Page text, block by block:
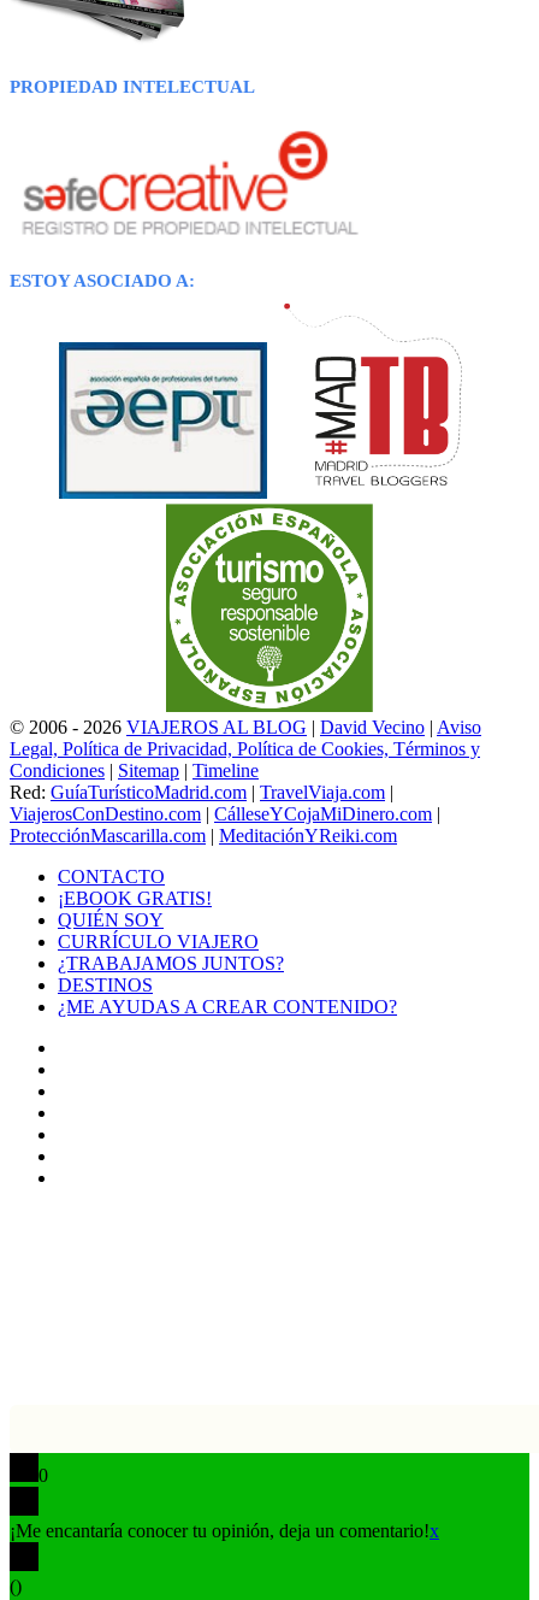
PROPIEDAD INTELECTUAL
ESTOY ASOCIADO A:
© 2006 - 2026 VIAJEROS AL BLOG | David Vecino | Aviso
Legal, Política de Privacidad, Política de Cookies, Términos y
Condiciones | Sitemap | Timeline
Red: GuíaTurísticoMadrid.com | TravelViaja.com |
ViajerosConDestino.com | CálleseYCojaMiDinero.com |
ProtecciónMascarilla.com | MeditaciónYReiki.com
CONTACTO
¡EBOOK GRATIS!
QUIÉN SOY
CURRÍCULO VIAJERO
¿TRABAJAMOS JUNTOS?
DESTINOS
¿ME AYUDAS A CREAR CONTENIDO?
0
¡Me encantaría conocer tu opinión, deja un comentario!x
()